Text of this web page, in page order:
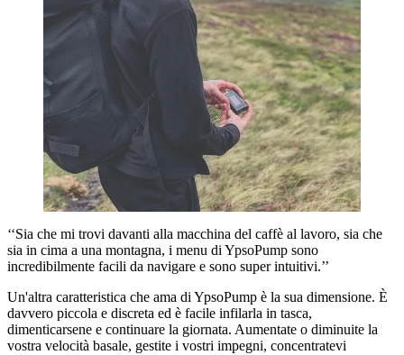
‘‘Sia che mi trovi davanti alla macchina del caffè al lavoro, sia che
sia in cima a una montagna, i menu di YpsoPump sono
incredibilmente facili da navigare e sono super intuitivi.’’
Un'altra caratteristica che ama di YpsoPump è la sua dimensione. È
davvero piccola e discreta ed è facile infilarla in tasca,
dimenticarsene e continuare la giornata. Aumentate o diminuite la
vostra velocità basale, gestite i vostri impegni, concentratevi